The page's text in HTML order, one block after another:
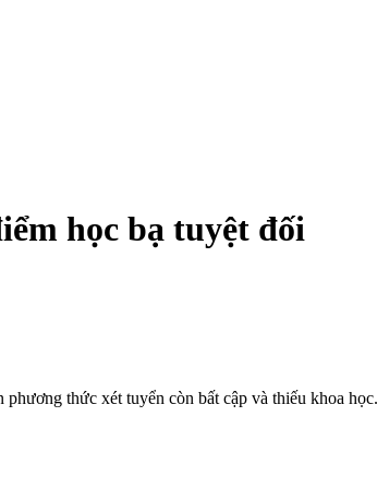
học bạ tuyệt đối
thức xét tuyển còn bất cập và thiếu khoa học.